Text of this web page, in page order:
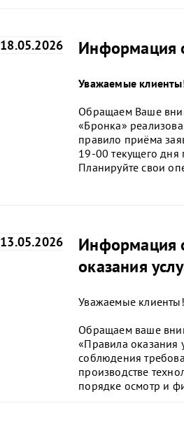
18.05.2026 Информация
Уважаемые
Обращаем Ваше
«Бронка»
правило приёма
19-00 текущего
Планируйте свои
13.05.2026
Информация
оказания
Уважаемые клиенты!
Обращаем ваше
«Правила оказания
соблюдения
производстве
порядке осмотр и